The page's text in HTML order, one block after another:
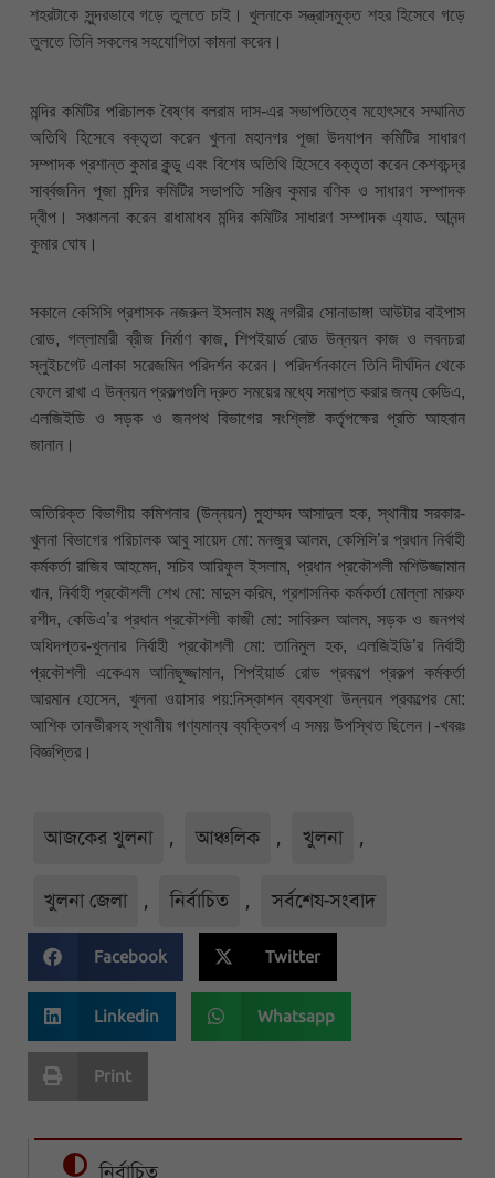
শহরটাকে সুন্দরভাবে গড়ে তুলতে চাই। খুলনাকে সন্ত্রাসমুক্ত শহর হিসেবে গড়ে
তুলতে তিনি সকলের সহযোগিতা কামনা করেন।
মন্দির কমিটির পরিচালক বৈষ্ণব বলরাম দাস-এর সভাপতিত্বে মহোৎসবে সম্মানিত
অতিথি হিসেবে বক্তৃতা করেন খুলনা মহানগর পূজা উদযাপন কমিটির সাধারণ
সম্পাদক প্রশান্ত কুমার কুন্ডু এবং বিশেষ অতিথি হিসেবে বক্তৃতা করেন কেশবচন্দ্র
সার্ব্বজনিন পূজা মন্দির কমিটির সভাপতি সঞ্জিব কুমার বণিক ও সাধারণ সম্পাদক
দ্বীপ। সঞ্চালনা করেন রাধামাধব মন্দির কমিটির সাধারণ সম্পাদক এ্যাড. আনন্দ
কুমার ঘোষ।
সকালে কেসিসি প্রশাসক নজরুল ইসলাম মঞ্জু নগরীর সোনাডাঙ্গা আউটার বাইপাস
রোড, গল্লামারী ব্রীজ নির্মাণ কাজ, শিপইয়ার্ড রোড উন্নয়ন কাজ ও লবনচরা
স্লুইচগেট এলাকা সরেজমিন পরিদর্শন করেন। পরিদর্শনকালে তিনি দীর্ঘদিন থেকে
ফেলে রাখা এ উন্নয়ন প্রকল্পগুলি দ্রুত সময়ের মধ্যে সমাপ্ত করার জন্য কেডিএ,
এলজিইডি ও সড়ক ও জনপথ বিভাগের সংশ্লিষ্ট কর্তৃপক্ষের প্রতি আহবান
জানান।
অতিরিক্ত বিভাগীয় কমিশনার (উন্নয়ন) মুহাম্মদ আসাদুল হক, স্থানীয় সরকার-
খুলনা বিভাগের পরিচালক আবু সায়েদ মো: মনজুর আলম, কেসিসি’র প্রধান নির্বাহী
কর্মকর্তা রাজিব আহমেদ, সচিব আরিফুল ইসলাম, প্রধান প্রকৌশলী মশিউজ্জামান
খান, নির্বাহী প্রকৌশলী শেখ মো: মাদুস করিম, প্রশাসনিক কর্মকর্তা মোল্লা মারুফ
রশীদ, কেডিএ’র প্রধান প্রকৌশলী কাজী মো: সাবিরুল আলম, সড়ক ও জনপথ
অধিদপ্তর-খুলনার নির্বাহী প্রকৌশলী মো: তানিমুল হক, এলজিইডি’র নির্বাহী
প্রকৌশলী একেএম আনিছুজ্জামান, শিপইয়ার্ড রোড প্রকল্পে প্রকল্প কর্মকর্তা
আরমান হোসেন, খুলনা ওয়াসার পয়:নিস্কাশন ব্যবস্থা উন্নয়ন প্রকল্পের মো:
আশিক তানভীরসহ স্থানীয় গণ্যমান্য ব্যক্তিবর্গ এ সময় উপস্থিত ছিলেন।-খবরঃ
বিজ্ঞপ্তির।
আজকের খুলনা , আঞ্চলিক , খুলনা ,
খুলনা জেলা , নির্বাচিত , সর্বশেষ-সংবাদ
Facebook Twitter
Linkedin Whatsapp
Print
নির্বাচিত